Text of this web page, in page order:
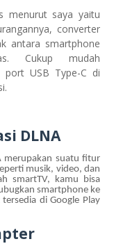
menurut saya yaitu
converter
antara smartphone
Cukup mudah
port USB Type-C di
DLNA
merupakan suatu fitur
musik, video, dan
smartTV, kamu bisa
smartphone ke
di Google Play